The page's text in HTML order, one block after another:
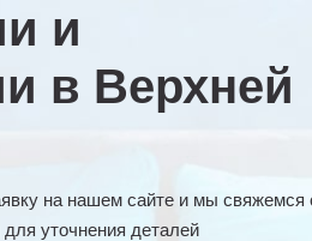
и
в Верхней
на нашем сайте и мы свяжемся
уточнения деталей